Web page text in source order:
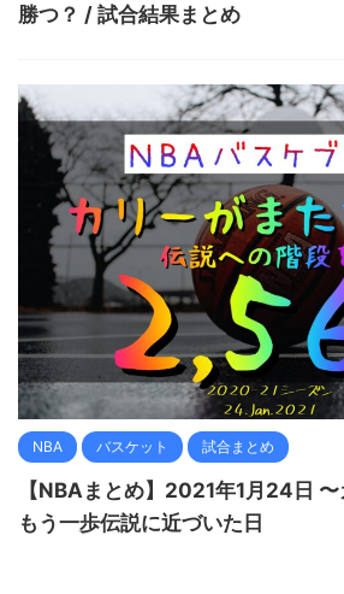
勝つ？ / 試合結果まとめ
NBA バスケット 試合まとめ
【NBAまとめ】2021年1月24日
もう一歩伝説に近づいた日